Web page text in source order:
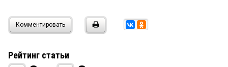
Комментировать
Рейтинг статьи